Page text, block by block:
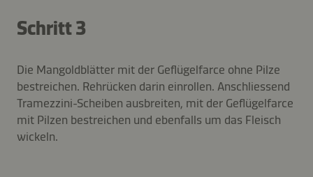
Schritt 3
Die Mangoldblätter mit der Geflügelfarce ohne Pilze
bestreichen. Rehrücken darin einrollen. Anschliessend
Tramezzini-Scheiben ausbreiten, mit der Geflügelfarce
mit Pilzen bestreichen und ebenfalls um das Fleisch
wickeln.